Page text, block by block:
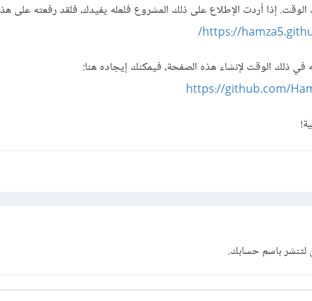
https://
في ذلك الوقت لإنشاء هذه الصفحة، فيمكنك إيجاده هنا:
https://github.com/
لتنشر باسم حسابك.